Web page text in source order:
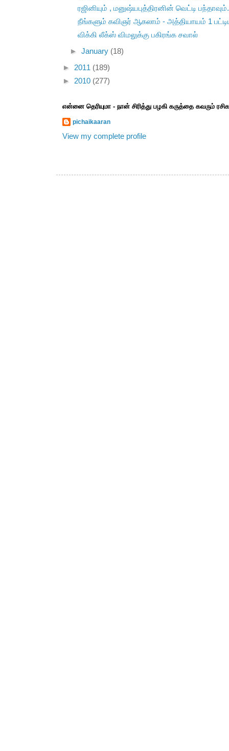
ரஜினியும் , மனுஷ்யபுத்திரனின் வெட்டி
நீங்களும் கவிஞர் ஆகலாம் - அத்தியாயம் 1
விக்கி லீக்ஸ் விமலுக்கு பகிரங்க சவால்
►January (18)
► 2011 (189)
► 2010 (277)
என்னை தெரியுமா - நான் சிரித்து பழகி கருத்தை கவரும்
pichaikaaran
View my complete profile